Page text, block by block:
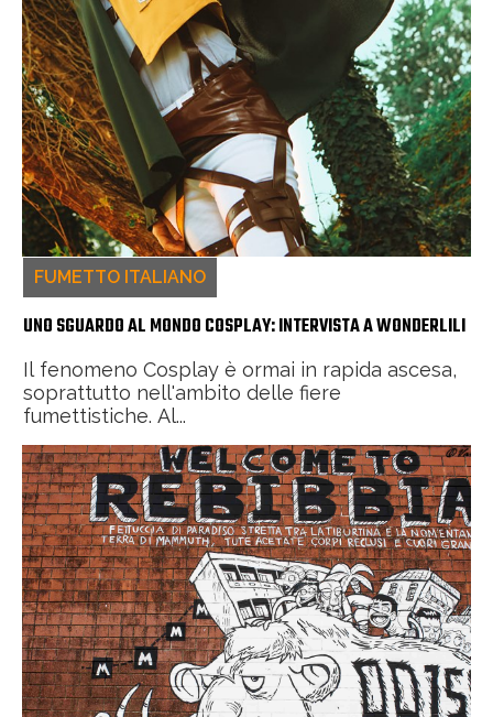
FUMETTO ITALIANO
UNO SGUARDO AL MONDO COSPLAY: INTERVISTA A WONDERLILI
Il fenomeno Cosplay è ormai in rapida ascesa,
soprattutto nell'ambito delle fiere
fumettistiche. Al...